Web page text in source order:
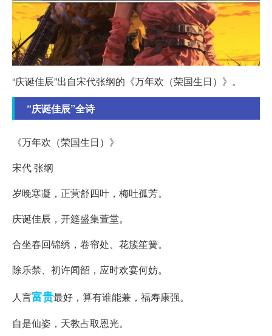
“庆诞佳辰”出自宋代张纲的《万年欢（荣国生日）》。
“庆诞佳辰”全诗
《万年欢（荣国生日）》
宋代 张纲
岁晚寒凝，正蓂舒四叶，梅吐孤芳。
庆诞佳辰，开筵盛集萱堂。
合坐春回锦绣，卷帘处、花簇笙簧。
除乐禁、初许闻韶，应时欢宴何妨。
人言富贵最好，算有谁能兼，福寿康强。
自是仙姿，天教占取恩光。